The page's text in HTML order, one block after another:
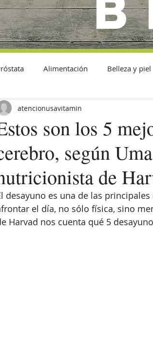
Alimentación Belleza y piel
son los 5
según
de
atencionusavitamin
desayuno es una de las
el día, no sólo física, sino
Harvad nos cuenta qué 5